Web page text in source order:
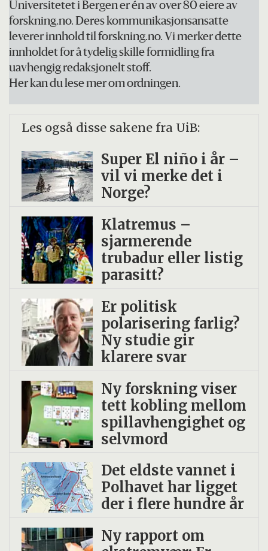
Universitetet i Bergen er én av over 80 eiere av
forskning.no. Deres kommunikasjonsansatte
leverer innhold til forskning.no. Vi merker dette
innholdet for å tydelig skille formidling fra
uavhengig redaksjonelt stoff.
Her kan du lese mer om ordningen.
Les også disse sakene fra UiB:
Super El niño i år –
vil vi merke det i
Norge?
Klatremus –
sjarmerende
trubadur eller listig
parasitt?
Er politisk
polarisering farlig?
Ny studie gir
klarere svar
Ny forskning viser
tett kobling mellom
spillavhengighet og
selvmord
Det eldste vannet i
Polhavet har ligget
der i flere hundre år
Ny rapport om